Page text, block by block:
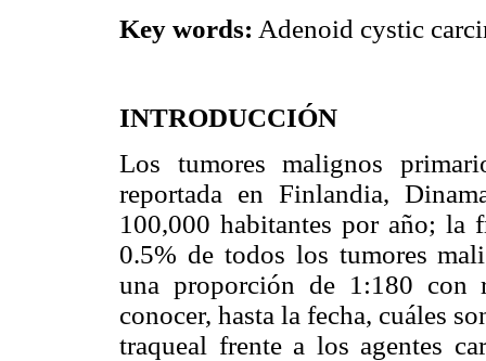
Key words: Adenoid cystic
INTRODUCCIÓN
Los tumores malignos
reportada en Finlandia,
100,000 habitantes por año; la
0.5% de todos los tumores
una proporción de 1:180 con
conocer, hasta la fecha, cuáles
traqueal frente a los agentes